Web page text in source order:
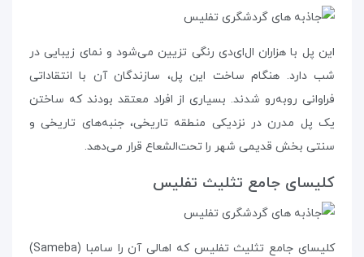
این پل با هزاران ال‌ای‌دی رنگی تزیین می‌شود و نمای زیبایی در
شب دارد. هنگام ساخت این پل، سازندگان آن با انتقاداتی
فراوانی روبه‌رو شدند. بسیاری از افراد معتقد بودند که ساختن
یک پل مدرن در نزدیکی منطقه‌ تاریخی، جنبه‌های تاریخی و
سنتی بخش قدیمی شهر را تحت‌الشعاع قرار می‌دهد.
کلیسای جامع تثلیث تفلیس
کلیسای جامع تثلیث تفلیس که اهالی آن را سامبا (Sameba)